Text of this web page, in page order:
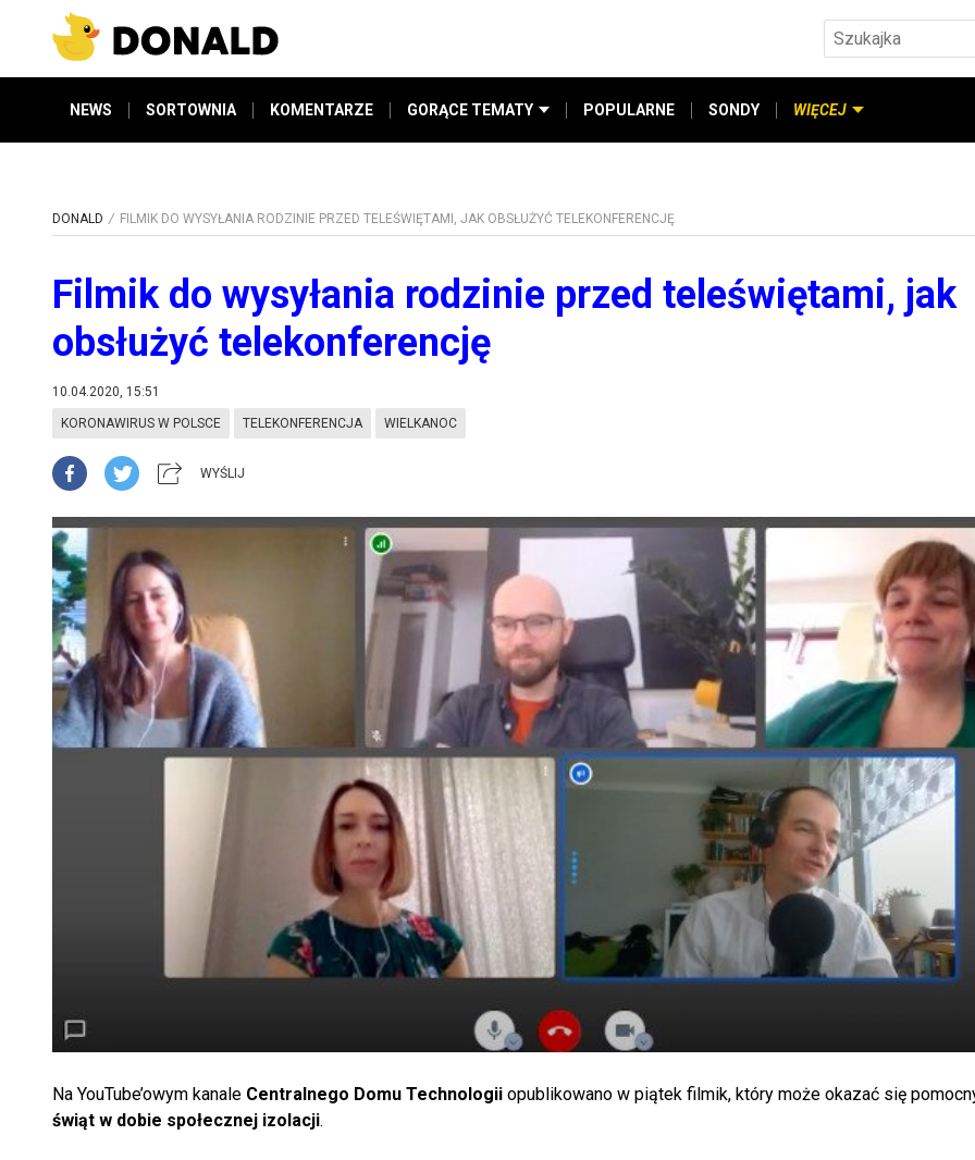
NEWS SORTOWNIA KOMENTARZE GORĄCE TEMATY POPULARNE SONDY WIĘCEJ
DONALD FILMIK DO WYSYŁANIA RODZINIE PRZED TELEŚWIĘTAMI, JAK OBSŁUŻYĆ TELEKONFERENCJĘ
Filmik do wysyłania rodzinie przed teleświętami, jak
obsłużyć telekonferencję
10.04.2020, 15:51
KORONAWIRUS W POLSCE TELEKONFERENCJA WIELKANOC
WYŚLIJ
Na YouTube’owym kanale Centralnego Domu Technologii opublikowano w piątek filmik, który może okazać się
świąt w dobie społecznej izolacji.